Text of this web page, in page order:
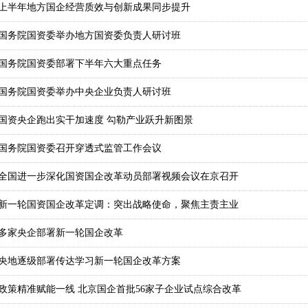
半年地方国企经营质效与创新成果同步提升
务院国资委举办地方国资委负责人研讨班
务院国资委部署下半年六大重点任务
务院国资委举办中央企业负责人研讨班
资央企跑出实干加速度 勾勒产业跃升新图景
务院国资委召开穿透式监管工作会议
国进一步深化国资国企改革动员部署视频会议在京召开
一轮国资国企改革定调：突出战略使命，聚焦主责主业
家央企部署新一轮国企改革
地逐级部署传达学习新一轮国企改革方案
策精准赋能一线 北京国企首批56家子企业试点综合改革